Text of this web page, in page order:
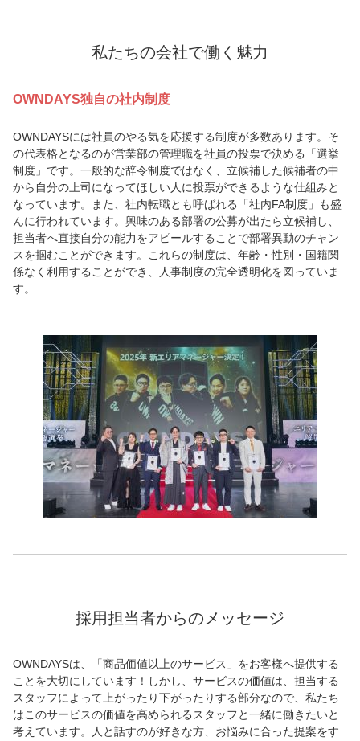
私たちの会社で働く魅力
OWNDAYS独自の社内制度
OWNDAYSには社員のやる気を応援する制度が多数あります。そ
の代表格となるのが営業部の管理職を社員の投票で決める「選挙
制度」です。一般的な辞令制度ではなく、立候補した候補者の中
から自分の上司になってほしい人に投票ができるような仕組みと
なっています。また、社内転職とも呼ばれる「社内FA制度」も盛
んに行われています。興味のある部署の公募が出たら立候補し、
担当者へ直接自分の能力をアピールすることで部署異動のチャン
スを掴むことができます。これらの制度は、年齢・性別・国籍関
係なく利用することができ、人事制度の完全透明化を図っていま
す。
採用担当者からのメッセージ
OWNDAYSは、「商品価値以上のサービス」をお客様へ提供する
ことを大切にしています！しかし、サービスの価値は、担当する
スタッフによって上がったり下がったりする部分なので、私たち
はこのサービスの価値を高められるスタッフと一緒に働きたいと
考えています。人と話すのが好きな方、お悩みに合った提案をす